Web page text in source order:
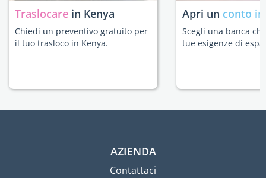
Traslocare in Kenya
Chiedi un preventivo gratuito per
il tuo trasloco in Kenya.
Apri un conto
Scegli una banca
tue esigenze di
AZIENDA
Contattaci